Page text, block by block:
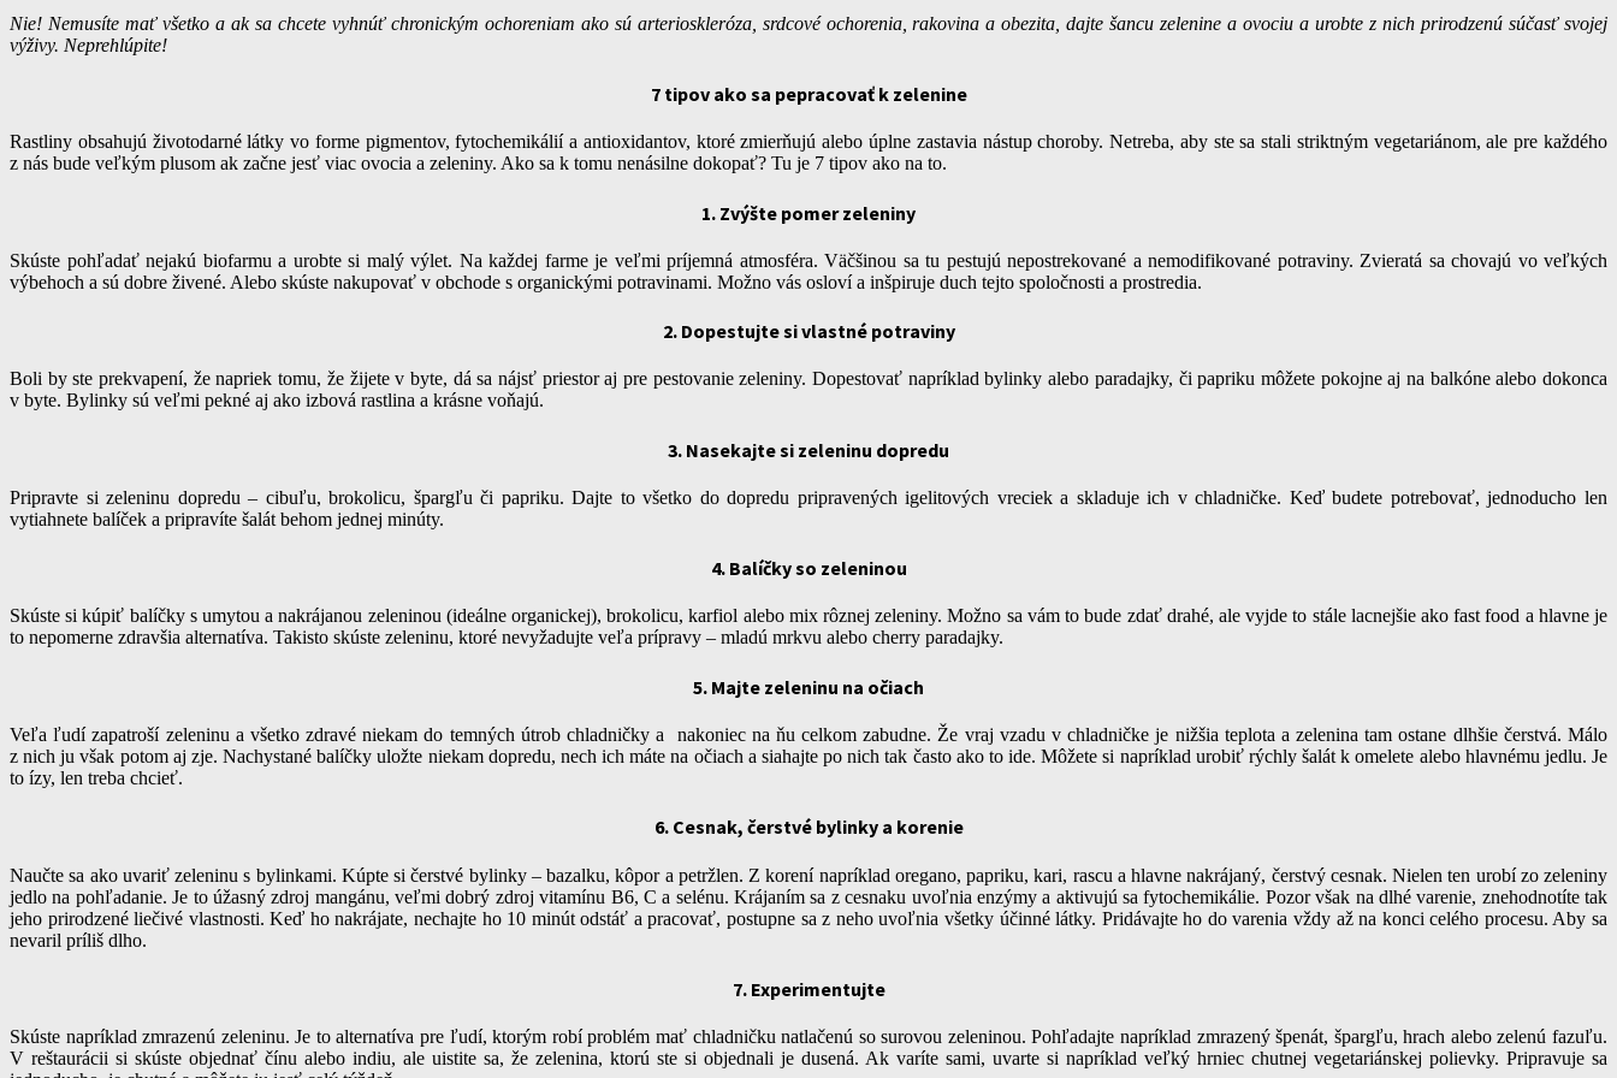
Nie! Nemusíte mať všetko a ak sa chcete vyhnúť chronickým ochoreniam ako sú arterioskleróza, srdcové ochorenia, rakovina a obezita, dajte šancu zelenine a ovociu a urobte z nich prirodzenú súčasť svojej
výživy. Neprehlúpite!
7 tipov ako sa pepracovať k zelenine
Rastliny obsahujú životodarné látky vo forme pigmentov, fytochemikálií a antioxidantov, ktoré zmierňujú alebo úplne zastavia nástup choroby. Netreba, aby ste sa stali striktným vegetariánom, ale pre každého
z nás bude veľkým plusom ak začne jesť viac ovocia a zeleniny. Ako sa k tomu nenásilne dokopať? Tu je 7 tipov ako na to.
1. Zvýšte pomer zeleniny
Skúste pohľadať nejakú biofarmu a urobte si malý výlet. Na každej farme je veľmi príjemná atmosféra. Väčšinou sa tu pestujú nepostrekované a nemodifikované potraviny. Zvieratá sa chovajú vo veľkých
výbehoch a sú dobre živené. Alebo skúste nakupovať v obchode s organickými potravinami. Možno vás osloví a inšpiruje duch tejto spoločnosti a prostredia.
2. Dopestujte si vlastné potraviny
Boli by ste prekvapení, že napriek tomu, že žijete v byte, dá sa nájsť priestor aj pre pestovanie zeleniny. Dopestovať napríklad bylinky alebo paradajky, či papriku môžete pokojne aj na balkóne alebo dokonca
v byte. Bylinky sú veľmi pekné aj ako izbová rastlina a krásne voňajú.
3. Nasekajte si zeleninu dopredu
Pripravte si zeleninu dopredu – cibuľu, brokolicu, špargľu či papriku. Dajte to všetko do dopredu pripravených igelitových vreciek a skladuje ich v chladničke. Keď budete potrebovať, jednoducho len
vytiahnete balíček a pripravíte šalát behom jednej minúty.
4. Balíčky so zeleninou
Skúste si kúpiť balíčky s umytou a nakrájanou zeleninou (ideálne organickej), brokolicu, karfiol alebo mix rôznej zeleniny. Možno sa vám to bude zdať drahé, ale vyjde to stále lacnejšie ako fast food a hlavne je
to nepomerne zdravšia alternatíva. Takisto skúste zeleninu, ktoré nevyžadujte veľa prípravy – mladú mrkvu alebo cherry paradajky.
5. Majte zeleninu na očiach
Veľa ľudí zapatroší zeleninu a všetko zdravé niekam do temných útrob chladničky a nakoniec na ňu celkom zabudne. Že vraj vzadu v chladničke je nižšia teplota a zelenina tam ostane dlhšie čerstvá. Málo
z nich ju však potom aj zje. Nachystané balíčky uložte niekam dopredu, nech ich máte na očiach a siahajte po nich tak často ako to ide. Môžete si napríklad urobiť rýchly šalát k omelete alebo hlavnému jedlu. Je
to ízy, len treba chcieť.
6. Cesnak, čerstvé bylinky a korenie
Naučte sa ako uvariť zeleninu s bylinkami. Kúpte si čerstvé bylinky – bazalku, kôpor a petržlen. Z korení napríklad oregano, papriku, kari, rascu a hlavne nakrájaný, čerstvý cesnak. Nielen ten urobí zo zeleniny
jedlo na pohľadanie. Je to úžasný zdroj mangánu, veľmi dobrý zdroj vitamínu B6, C a selénu. Krájaním sa z cesnaku uvoľnia enzýmy a aktivujú sa fytochemikálie. Pozor však na dlhé varenie, znehodnotíte tak
jeho prirodzené liečivé vlastnosti. Keď ho nakrájate, nechajte ho 10 minút odstáť a pracovať, postupne sa z neho uvoľnia všetky účinné látky. Pridávajte ho do varenia vždy až na konci celého procesu. Aby sa
nevaril príliš dlho.
7. Experimentujte
Skúste napríklad zmrazenú zeleninu. Je to alternatíva pre ľudí, ktorým robí problém mať chladničku natlačenú so surovou zeleninou. Pohľadajte napríklad zmrazený špenát, špargľu, hrach alebo zelenú fazuľu.
V reštaurácii si skúste objednať čínu alebo indiu, ale uistite sa, že zelenina, ktorú ste si objednali je dusená. Ak varíte sami, uvarte si napríklad veľký hrniec chutnej vegetariánskej polievky. Pripravuje sa